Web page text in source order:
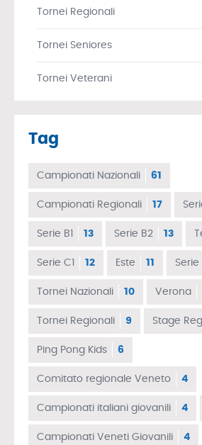
Tornei Regionali
Tornei Seniores
Tornei Veterani
Tag
Campionati Nazionali 61
Campionati Regionali 17
Serie B1 13 Serie B2 13
Serie C1 12 Este 11 Serie
Tornei Nazionali 10 Verona
Tornei Regionali 9 Stage
Ping Pong Kids 6
Comitato regionale Veneto 4
Campionati italiani giovanili 4
Campionati Veneti Giovanili 4